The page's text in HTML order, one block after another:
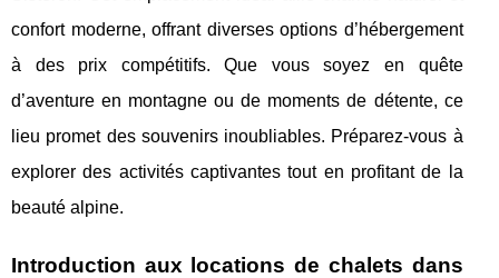
confort moderne, offrant diverses options d’hébergement
à des prix compétitifs. Que vous soyez en quête
d’aventure en montagne ou de moments de détente, ce
lieu promet des souvenirs inoubliables. Préparez-vous à
explorer des activités captivantes tout en profitant de la
beauté alpine.
Introduction aux locations de chalets dans